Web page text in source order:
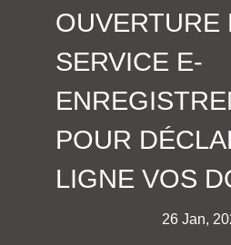
OUVERTURE
SERVICE E-
POUR
LIGNE VOS
26 Jan,